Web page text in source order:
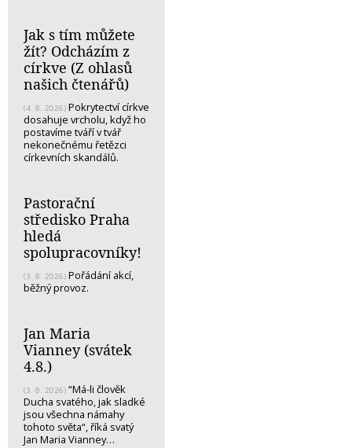
Jak s tím můžete
žít? Odcházím z
církve (Z ohlasů
našich čtenářů)
(4. 8. 2026) Pokrytectví církve
dosahuje vrcholu, když ho
postavíme tváří v tvář
nekonečnému řetězci
církevních skandálů.
Pastorační
středisko Praha
hledá
spolupracovníky!
(3. 8. 2026) Pořádání akcí,
běžný provoz.
Jan Maria
Vianney (svátek
4.8.)
(3. 8. 2026) “Má-li člověk
Ducha svatého, jak sladké
jsou všechna námahy
tohoto světa“, říká svatý
Jan Maria Vianney…